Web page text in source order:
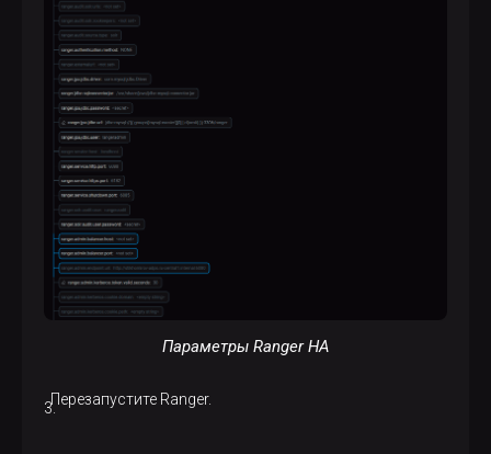
Параметры Ranger HA
Перезапустите Ranger.